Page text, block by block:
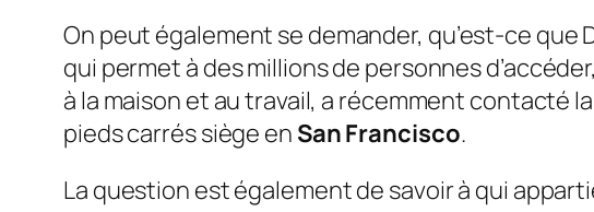
On peut également se demander, qu’est-ce que
qui permet à des millions de personnes
à la maison et au travail, a récemment contacté
pieds carrés siège en San Francisco.
La question est également de savoir à qui